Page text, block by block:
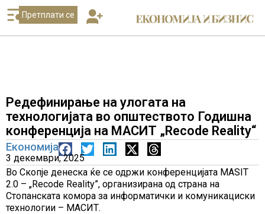
Претплати се
Редефинирање на улогата на
технологијата во општеството Годишна
конференција на МАСИТ „Recode Reality“
Економија
3 декември, 2025
Во Скопје денеска ќе се одржи конференцијата MASIT
2.0 – „Recode Reality”, организирана од страна на
Стопанската комора за информатички и комуникациски
технологии – МАСИТ.